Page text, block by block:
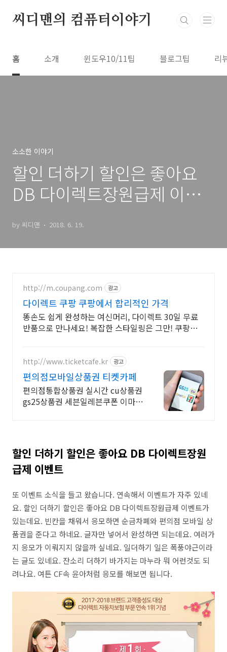
씨디맨의 컴퓨터이야기
홈 소개 윈도우10/11팁 블로그팁 리
소소한 이야기
할인 더하기 할인은 좋아요
DB 다이렉트장원급제 이벤
by 씨디맨 2018. 6. 19.
http://m.coupang.com 광고
다이렉트 쿠팡 쿠팡에서 합리적인 가격
똥손도 쉽게 완성하는 여신머리, 다이렉트 30일 무료
반품으로 만나세요! 복잡한 스타일링은 그만! 쿠팡에
http://www.ticketcafe.kr 광고
편의점모바일상품권 티켓카페
편의점통합상품권 실시간 cu상품권
gs25상품권 세븐일레븐쿠폰 이마트
할인 더하기 할인은 좋아요 DB 다이렉트장원
급제 이벤트
또 이벤트 소식을 들고 왔습니다. 연속해서 이벤트가 자주 있네
요. 할인 더하기 할인은 좋아요 DB 다이렉트장원급제 이벤트가
있는데요. 빈칸을 채워서 응모하면 순금차폐와 편의점 모바일 상
품권을 준다고 하네요. 글자만 넣어서 완성하면 되는데요. 여러가
지 응모가 이뤄지지 않을까 싶네요. 일더하기 일은 폭풍야근이라
는 글도 있네요. 잔소리 더하기 바가지는 마누라 뭐 어런것도 되
려나요. 여튼 CF속 윤아처럼 응모를 해보면 됩니다.